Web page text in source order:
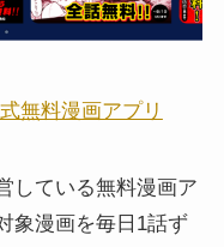
無料漫画アプリ
している無料漫画ア
象漫画を毎日1話ず